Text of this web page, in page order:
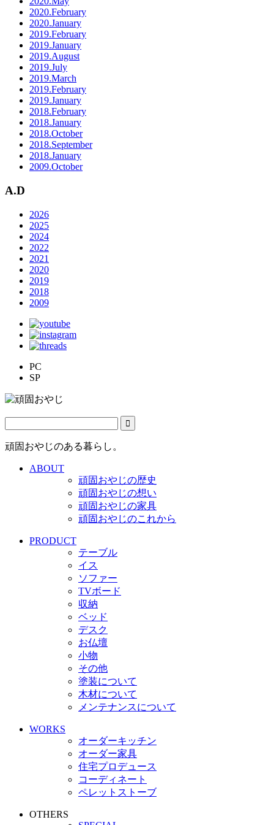
2020.February
2020.January
2019.February
2019.January
2019.August
2019.July
2019.March
2019.February
2019.January
2018.February
2018.January
2018.October
2018.September
2018.January
2009.October
A.D
2026
2025
2024
2022
2021
2020
2019
2018
2009
PC
SP
頑固おやじのある暮らし。
ABOUT
頑固おやじの歴史
頑固おやじの想い
頑固おやじの家具
頑固おやじのこれから
PRODUCT
テーブル
イス
ソファー
TVボード
収納
ベッド
デスク
お仏壇
小物
その他
塗装について
木材について
メンテナンスについて
WORKS
オーダーキッチン
オーダー家具
住宅プロデュース
コーディネート
ペレットストーブ
OTHERS